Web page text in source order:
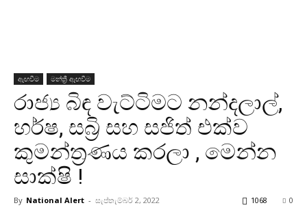
ඇඟවීම මන්ත්‍රී ඇඟවීම
රාජ්‍ය බිඳ වැට්ටිමට නන්දලාල්,
හර්ෂ, සබ්‍රි සහ සජිත් එක්ව
කුමන්ත්‍රණය කරලා , මෙන්න
සාක්ෂි !
By National Alert - සැප්තැම්බර් 2, 2022 0
1068